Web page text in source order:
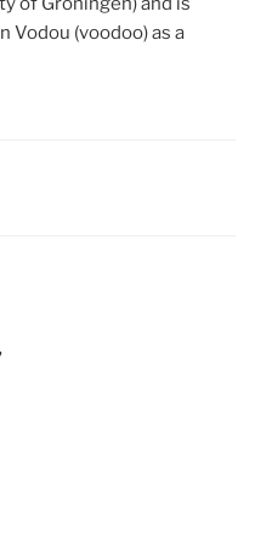
Vodou (voodoo) as a